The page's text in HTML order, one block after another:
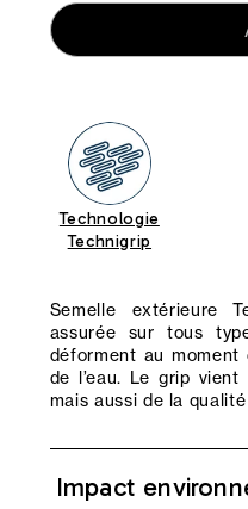
Technologie
Technigrip
Semelle extérieure
assurée sur tous
déforment au moment
de l’eau. Le grip
mais aussi de la
Impact